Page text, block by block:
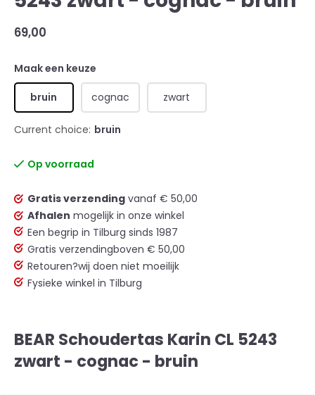
69,00
Maak een keuze
bruin cognac zwart
Current choice: bruin
Op voorraad
Gratis verzending vanaf € 50,00
Afhalen mogelijk in onze winkel
Een begrip in Tilburg sinds 1987
Gratis verzendingboven € 50,00
Retouren?wij doen niet moeilijk
Fysieke winkel in Tilburg
BEAR Schoudertas Karin CL 5243
zwart - cognac - bruin